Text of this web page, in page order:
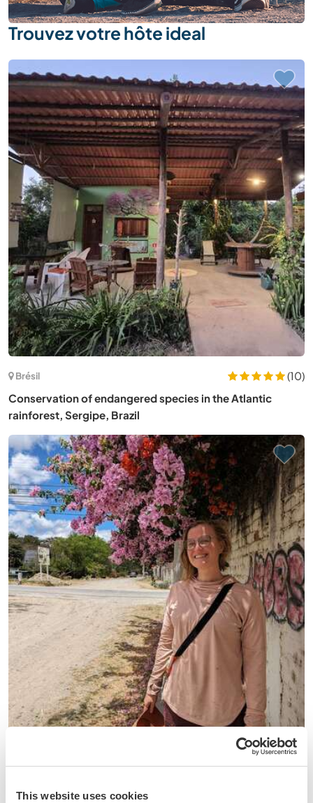
This website uses cookies
Trouvez votre hôte ideal
Brésil
(10)
Conservation of endangered species in the Atlantic
rainforest, Sergipe, Brazil
Enjoy a peaceful, sustainable retreat in Vilcabamba,